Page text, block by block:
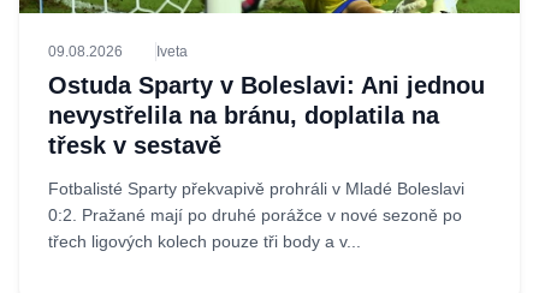
09.08.2026 Iveta
Ostuda Sparty v Boleslavi: Ani jednou
nevystřelila na bránu, doplatila na
třesk v sestavě
Fotbalisté Sparty překvapivě prohráli v Mladé Boleslavi
0:2. Pražané mají po druhé porážce v nové sezoně po
třech ligových kolech pouze tři body a v...